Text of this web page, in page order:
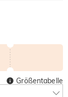
Größentabelle